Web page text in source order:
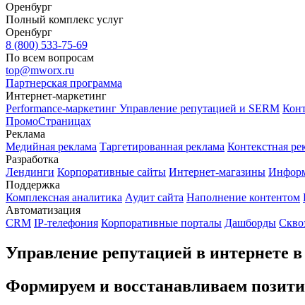
Оренбург
Полный комплекс услуг
Оренбург
8 (800) 533-75-69
По всем вопросам
top@mworx.ru
Партнерская программа
Интернет-маркетинг
Performance-маркетинг Управление репутацией и SERM
ПромоСтраницах
Реклама
Медийная реклама Таргетированная реклама Контекстная
Разработка
Лендинги Корпоративные сайты Интернет-магазины
Поддержка
Комплексная аналитика Аудит сайта Наполнение контентом
Автоматизация
CRM IP-телефония Корпоративные порталы Дашборды
Управление репутацией в интернете
Формируем и восстанавливаем